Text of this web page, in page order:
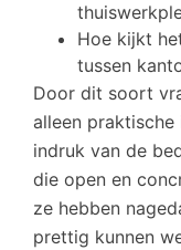
Hoe kijkt
tussen
Door dit soort
alleen
indruk van de
die open en
ze hebben
prettig kunnen